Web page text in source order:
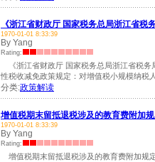
《浙江省财政厅 国家税务总局浙江省
1970-01-01 8:33:39
By Yang
Rating:
《浙江省财政厅 国家税务总局浙江省税务
性税收减免政策规定：对增值税小规模纳税
分类:政策解读
增值税期末留抵退税涉及的教育费附加
1970-01-01 8:33:39
By Yang
Rating:
增值税期末留抵退税涉及的教育费附加规